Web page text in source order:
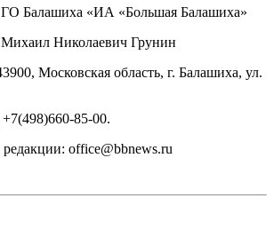
Балашиха «ИА «Большая Балашиха»
Николаевич Грунин
Московская область, г. Балашиха, ул.
85-00.
office@bbnews.ru